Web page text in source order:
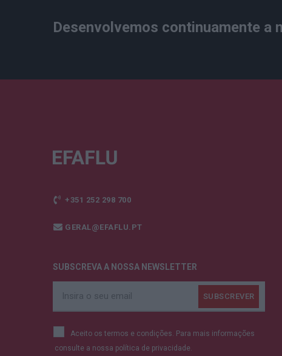
Desenvolvemos continuamente a
+351 252 298 700
GERAL@EFAFLU.PT
SUBSCREVA A NOSSA NEWSLETTER
Aceito os termos e condições. Para mais informações
consulte a nossa política de privacidade.